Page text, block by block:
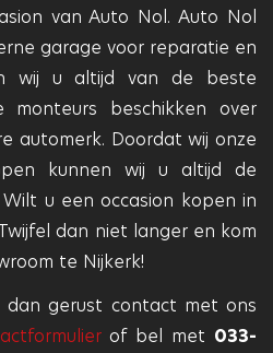
van Auto Nol. Auto Nol
garage voor reparatie en
wij u altijd van de beste
monteurs beschikken over
automerk. Doordat wij onze
kunnen wij u altijd de
u een occasion kopen in
dan niet langer en kom
te Nijkerk!
gerust contact met ons
of bel met 033-